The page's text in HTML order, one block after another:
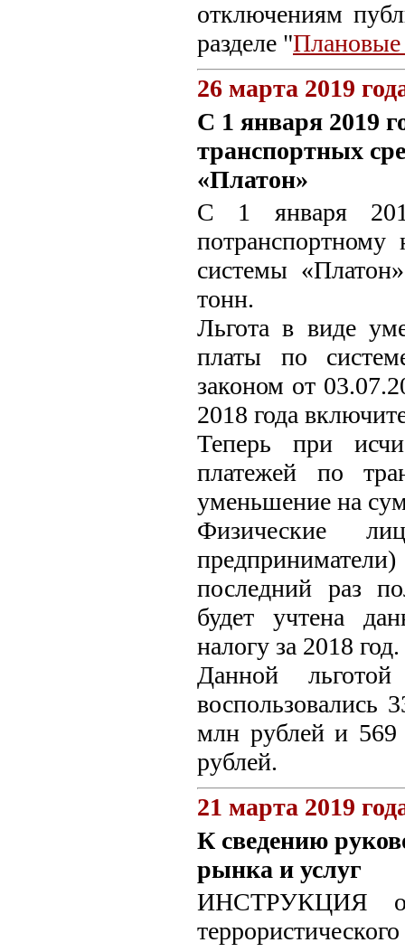
отключениям
разделе "
26 марта 2019
С 1 января 2019
транспортных
«Платон»
C 1 января
потранспортному
системы
тонн.
Льгота в виде
платы по
законом от
2018 года
Теперь при
платежей по
уменьшение на
Физические
последний раз
будет учтена
налогу за 2018 год.
Данной
воспользовались
млн рублей и
рублей.
21 марта 2019
К сведению
рынка и услуг
ИНСТРУКЦИЯ о
террористического